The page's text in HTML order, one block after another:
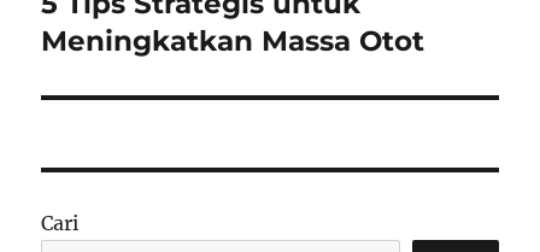
post:
Meningkatkan Massa Otot
Cari